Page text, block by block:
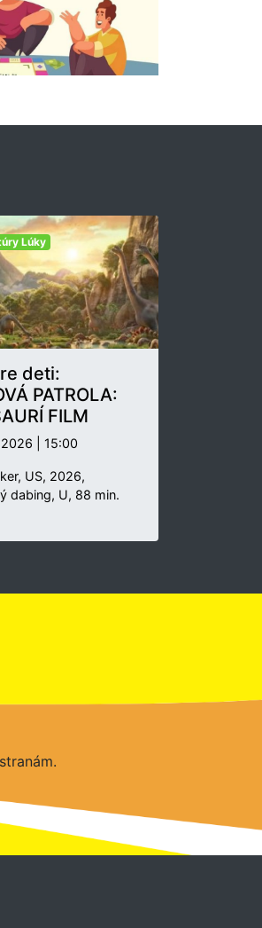
Lúky
deti:
PATROLA:
FILM
| 15:00
US, 2026,
dabing, U, 88 min.